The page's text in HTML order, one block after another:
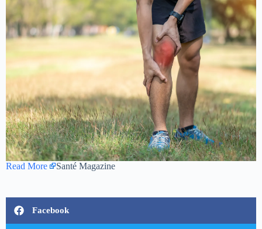
Read More Santé Magazine
Facebook